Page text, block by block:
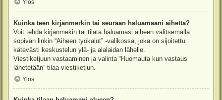
Ylös
Kuinka teen kirjanmerkin tai seuraan haluamaani aihetta?
Voit tehdä kirjanmekin tai tilata haluamasi aiheen valitsemalla
sopivan linkin “Aiheen työkalut” -valikossa, joka on sijoitettu
kätevästi keskustelun ylä- ja alalaidan lähelle.
Viestiketjuun vastaaminen ja valinta “Huomauta kun vastaus
lähetetään” tilaa viestiketjun.
Ylös